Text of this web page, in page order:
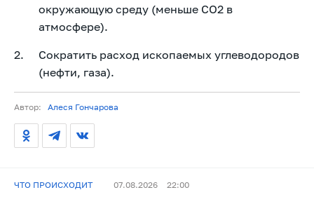
окружающую среду (меньше CO2 в
атмосфере).
Сократить расход ископаемых углеводородов
(нефти, газа).
Автор: Алеся Гончарова
ЧТО ПРОИСХОДИТ 07.08.2026 22:00